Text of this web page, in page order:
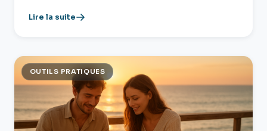
Lire la suite
OUTILS PRATIQUES